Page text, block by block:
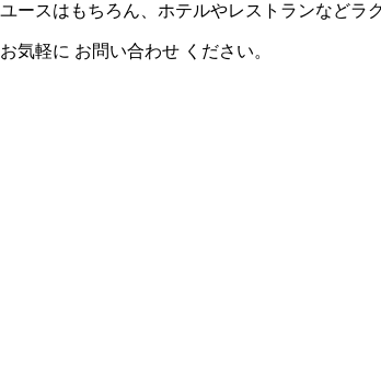
ースはもちろん、ホテルやレストランなどラ
気軽に お問い合わせ ください。